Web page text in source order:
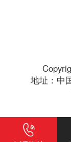
地址：中